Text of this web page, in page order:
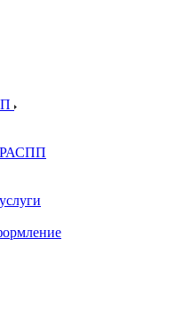
РАСПП